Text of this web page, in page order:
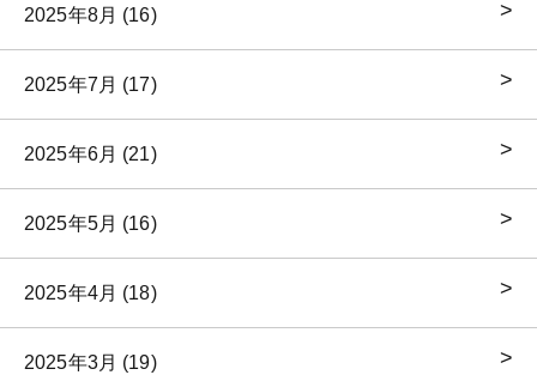
2025年8月 (16)
2025年7月 (17)
2025年6月 (21)
2025年5月 (16)
2025年4月 (18)
2025年3月 (19)